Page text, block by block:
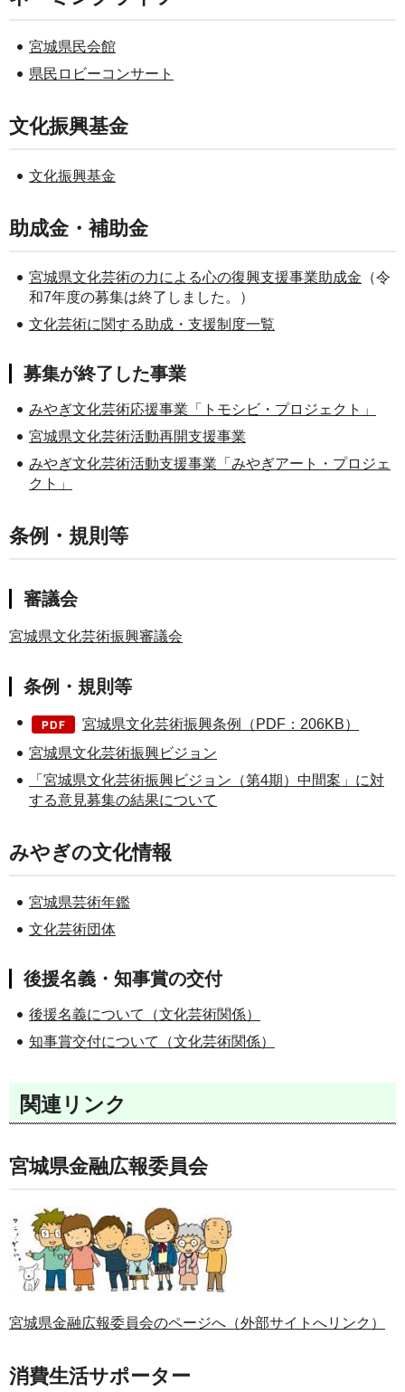
宮城県民会館
県民ロビーコンサート
文化振興基金
文化振興基金
助成金・補助金
宮城県文化芸術の力による心の復興支援事業助成金 （令
和7年度の募集は終了しました。）
文化芸術に関する助成・支援制度一覧
募集が終了した事業
みやぎ文化芸術応援事業「トモシビ・プロジェクト」
宮城県文化芸術活動再開支援事業
みやぎ文化芸術活動支援事業「みやぎアート・プロジェ
クト」
条例・規則等
審議会
宮城県文化芸術振興審議会
条例・規則等
宮城県文化芸術振興条例（PDF：206KB）
宮城県文化芸術振興ビジョン
「宮城県文化芸術振興ビジョン（第4期）中間案」に対
する意見募集の結果について
みやぎの文化情報
宮城県芸術年鑑
文化芸術団体
後援名義・知事賞の交付
後援名義について（文化芸術関係）
知事賞交付について（文化芸術関係）
関連リンク
宮城県金融広報委員会
宮城県金融広報委員会のページへ（外部サイトへリンク）
消費生活サポーター